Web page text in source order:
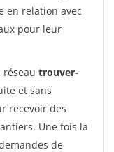
en relation avec
pour leur
réseau trouver-
et sans
recevoir des
Une fois la
de